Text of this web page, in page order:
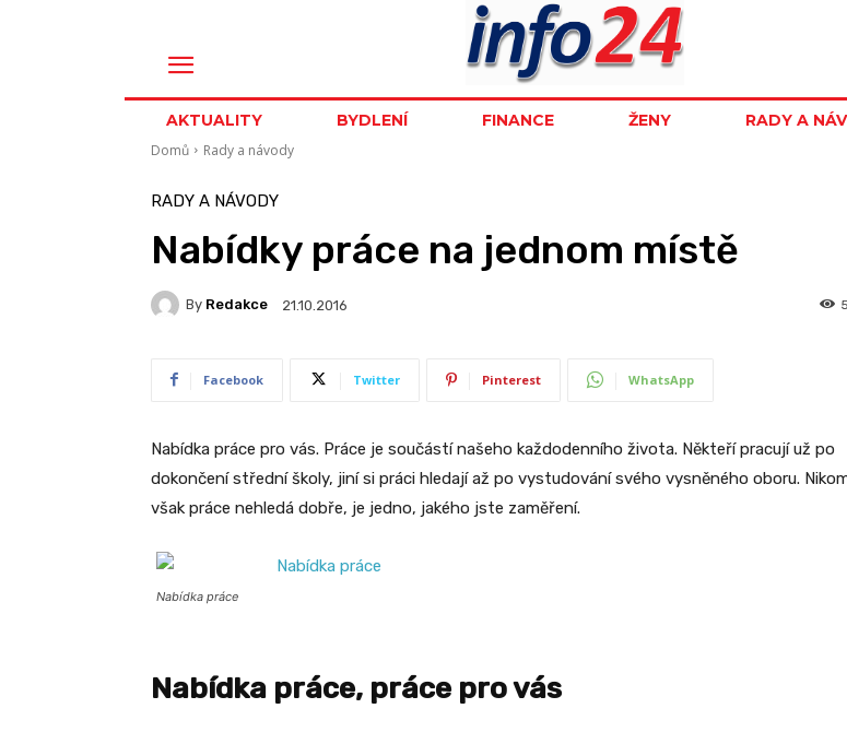
AKTUALITY BYDLENÍ FINANCE ŽENY RADY A
Domů Rady a návody
RADY A NÁVODY
Nabídky práce na jednom místě
By Redakce 21.10.2016
Facebook Twitter Pinterest WhatsApp
Nabídka práce pro vás. Práce je součástí našeho každodenního života. Někteří pracují už po
dokončení střední školy, jiní si práci hledají až po vystudování svého vysněného oboru.
však práce nehledá dobře, je jedno, jakého jste zaměření.
Nabídka práce
Nabídka práce, práce pro vás